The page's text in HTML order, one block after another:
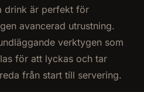
drink är perfekt för
avancerad utrustning.
verktygen som
för att lyckas och tar
från start till servering.